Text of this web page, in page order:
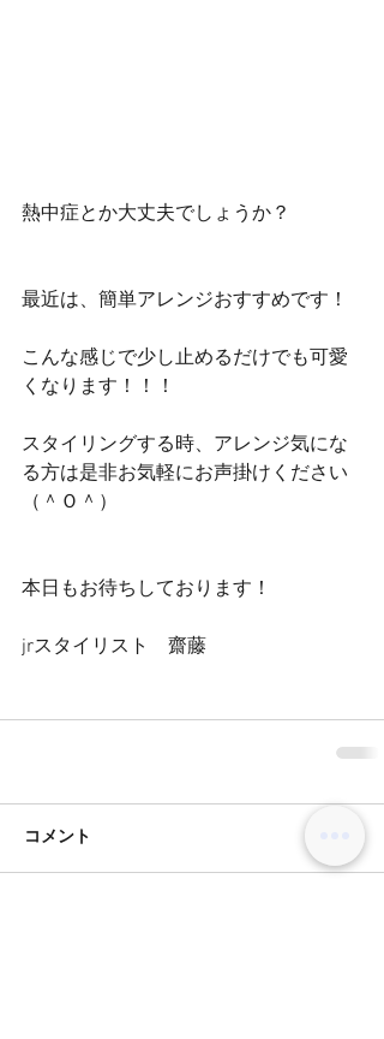
熱中症とか大丈夫でしょうか？
最近は、簡単アレンジおすすめです！
こんな感じで少し止めるだけでも可愛
くなります！！！
スタイリングする時、アレンジ気にな
る方は是非お気軽にお声掛けください
（＾Ｏ＾）
本日もお待ちしております！
jrスタイリスト　齋藤
コメント